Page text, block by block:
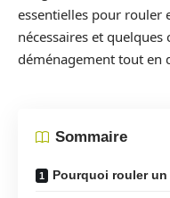
essentielles pour rouler
nécessaires et
déménagement tout en
Sommaire
Pourquoi rouler un